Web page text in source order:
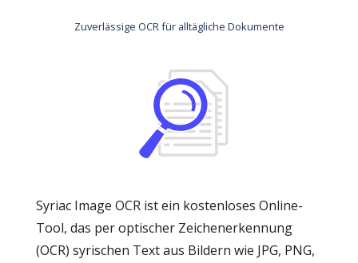
Zuverlässige OCR für alltägliche Dokumente
Syriac Image OCR ist ein kostenloses Online-
Tool, das per optischer Zeichenerkennung
(OCR) syrischen Text aus Bildern wie JPG, PNG,